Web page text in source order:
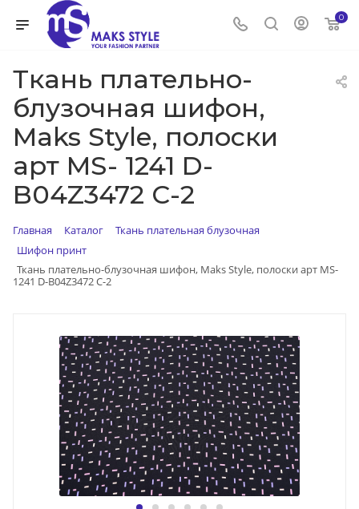
0
Ткань плательно-
блузочная шифон,
Maks Style, полоски
арт MS- 1241 D-
B04Z3472 C-2
Главная Каталог
Ткань плательная блузочная
Шифон принт
Ткань плательно-блузочная шифон, Maks Style, полоски арт MS-
1241 D-B04Z3472 C-2